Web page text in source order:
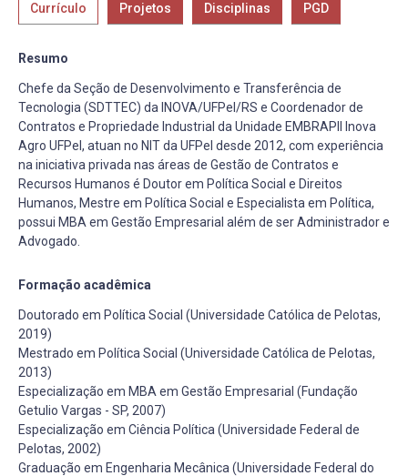
Currículo Projetos Disciplinas PGD
Resumo
Chefe da Seção de Desenvolvimento e Transferência de
Tecnologia (SDTTEC) da INOVA/UFPel/RS e Coordenador de
Contratos e Propriedade Industrial da Unidade EMBRAPII Inova
Agro UFPel, atuan no NIT da UFPel desde 2012, com experiência
na iniciativa privada nas áreas de Gestão de Contratos e
Recursos Humanos é Doutor em Política Social e Direitos
Humanos, Mestre em Política Social e Especialista em Política,
possui MBA em Gestão Empresarial além de ser Administrador e
Advogado.
Formação acadêmica
Doutorado em Política Social (Universidade Católica de Pelotas,
2019)
Mestrado em Política Social (Universidade Católica de Pelotas,
2013)
Especialização em MBA em Gestão Empresarial (Fundação
Getulio Vargas - SP, 2007)
Especialização em Ciência Política (Universidade Federal de
Pelotas, 2002)
Graduação em Engenharia Mecânica (Universidade Federal do